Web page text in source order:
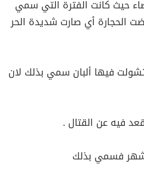
حيث كانت الفترة التي سمي
الحجارة أي صارت شديدة الحر
فيها ألبان سمي بذلك لان
فيه عن القتال .
فسمي بذلك